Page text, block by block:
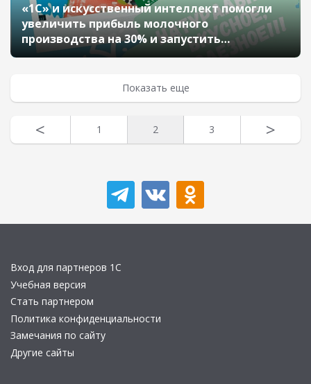
«1С» и искусственный интеллект помогли
увеличить прибыль молочного
производства на 30% и запустить
маркировку
Показать еще
< 1 2 3 >
Вход для партнеров 1С
Учебная версия
Стать партнером
Политика конфиденциальности
Замечания по сайту
Другие сайты